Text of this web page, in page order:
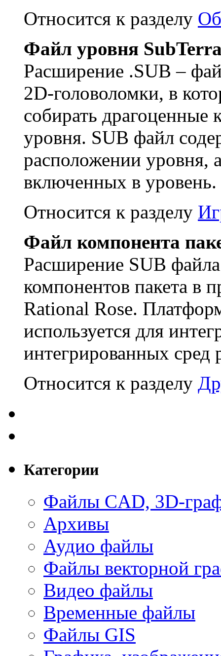
Относится к разделу
Файл уровня
Расширение .SUB –
2D-головоломки, в
собирать драгоценные
уровня. SUB файл
расположении уровня,
включенных в уровень.
Относится к разделу
Файл компонента
Расширение SUB файла
компонентов пакета в
Rational Rose.
используется для
интегрированных сред
Относится к разделу
Категории
Файлы CAD, 3D-
Архивы
Аудио файлы
Файлы векторной
Видео файлы
Временные файлы
Файлы GIS